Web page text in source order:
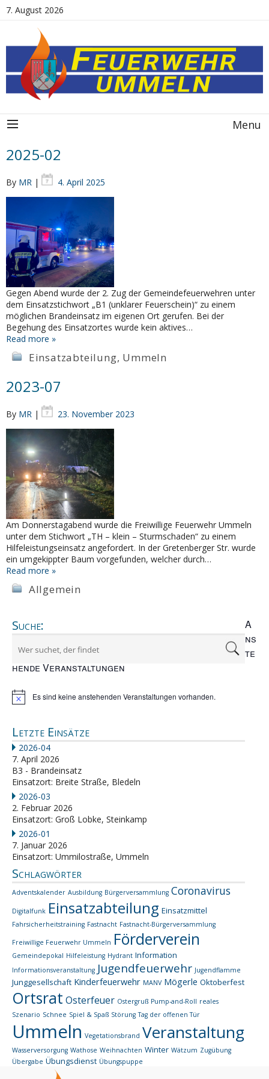
7. August 2026
Menu
2025-02
By MR | 4. April 2025
Gegen Abend wurde der 2. Zug der Gemeindefeuerwehren unter
dem Einsatzstichwort „B1 (unklarer Feuerschein)“ zu einem
möglichen Brandeinsatz im eigenen Ort gerufen. Bei der
Begehung des Einsatzortes wurde kein aktives…
Read more »
Einsatzabteilung, Ummeln
2023-07
By MR | 23. November 2023
Am Donnerstagabend wurde die Freiwillige Feuerwehr Ummeln
unter dem Stichwort „TH – klein – Sturmschaden“ zu einem
Hilfeleistungseinsatz angefordert. In der Gretenberger Str. wurde
ein umgekippter Baum vorgefunden, welcher durch…
Read more »
Allgemein
Suche:
A
ns
te
hende Veranstaltungen
HinweisEs sind keine anstehenden Veranstaltungen vorhanden.
Letzte Einsätze
2026-04
7. April 2026
B3 - Brandeinsatz
Einsatzort: Breite Straße, Bledeln
2026-03
2. Februar 2026
Einsatzort: Groß Lobke, Steinkamp
2026-01
7. Januar 2026
Einsatzort: Ummilostraße, Ummeln
Schlagwörter
Adventskalender Ausbildung Bürgerversammlung Coronavirus
Digitalfunk Einsatzabteilung Einsatzmittel
Fahrsicherheitstraining Fastnacht Fastnacht-Bürgerversammlung
Freiwillige Feuerwehr Ummeln Förderverein
Gemeindepokal Hilfeleistung Hydrant Information
Informationsveranstaltung Jugendfeuerwehr Jugendflamme
Junggesellschaft Kinderfeuerwehr MANV Mögerle Oktoberfest
Ortsrat Osterfeuer Ostergruß Pump-and-Roll reales
Szenario Schnee Spiel & Spaß Störung Tag der offenen Tür
Ummeln Vegetationsbrand Veranstaltung
Wasserversorgung Wathose Weihnachten Winter Wätzum Zugübung
Übergabe Übungsdienst Übungspuppe